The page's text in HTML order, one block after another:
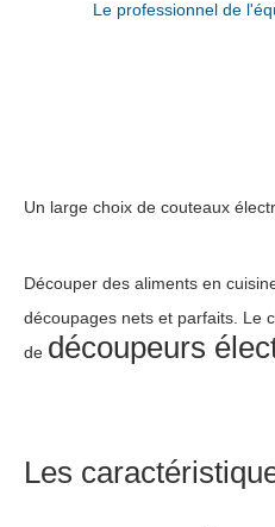
Le professionnel de
Un large choix de couteaux
Découper des aliments en
découpages nets et parfaits. Le
de découpeurs
Les